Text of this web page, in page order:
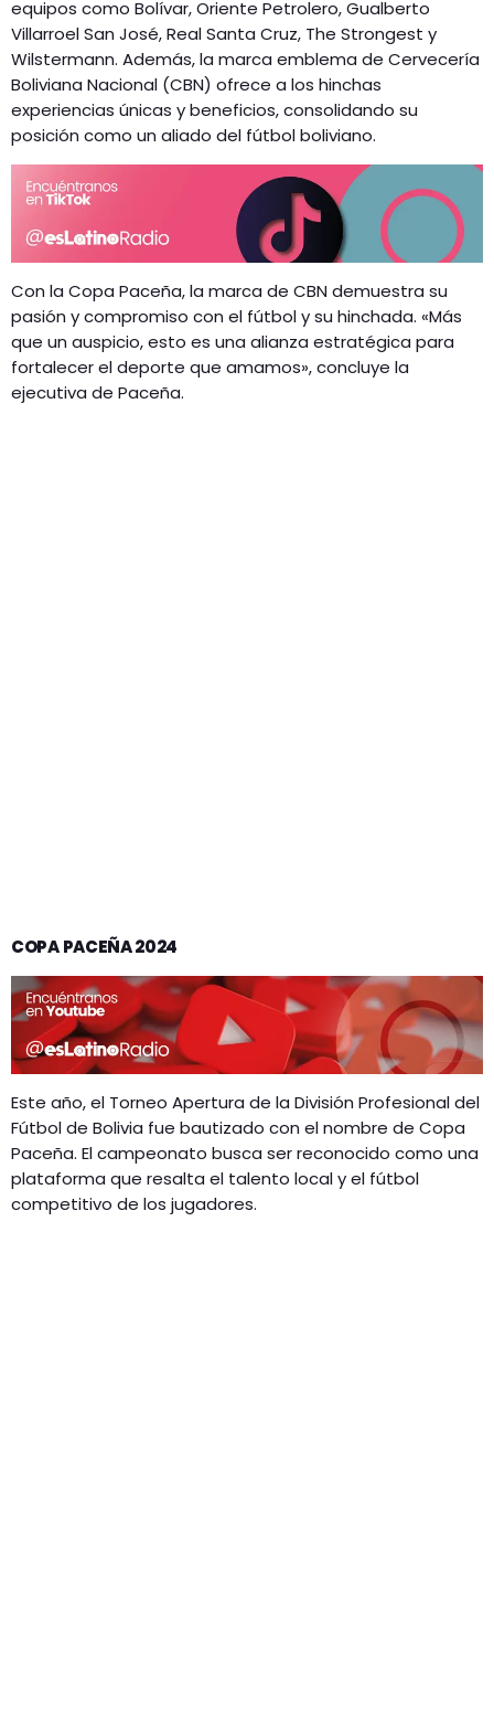
equipos como Bolívar, Oriente Petrolero, Gualberto
Villarroel San José, Real Santa Cruz, The Strongest y
Wilstermann. Además, la marca emblema de Cervecería
Boliviana Nacional (CBN) ofrece a los hinchas
experiencias únicas y beneficios, consolidando su
posición como un aliado del fútbol boliviano.
Con la Copa Paceña, la marca de CBN demuestra su
pasión y compromiso con el fútbol y su hinchada. «Más
que un auspicio, esto es una alianza estratégica para
fortalecer el deporte que amamos», concluye la
ejecutiva de Paceña.
COPA PACEÑA 2024
Este año, el Torneo Apertura de la División Profesional del
Fútbol de Bolivia fue bautizado con el nombre de Copa
Paceña. El campeonato busca ser reconocido como una
plataforma que resalta el talento local y el fútbol
competitivo de los jugadores.